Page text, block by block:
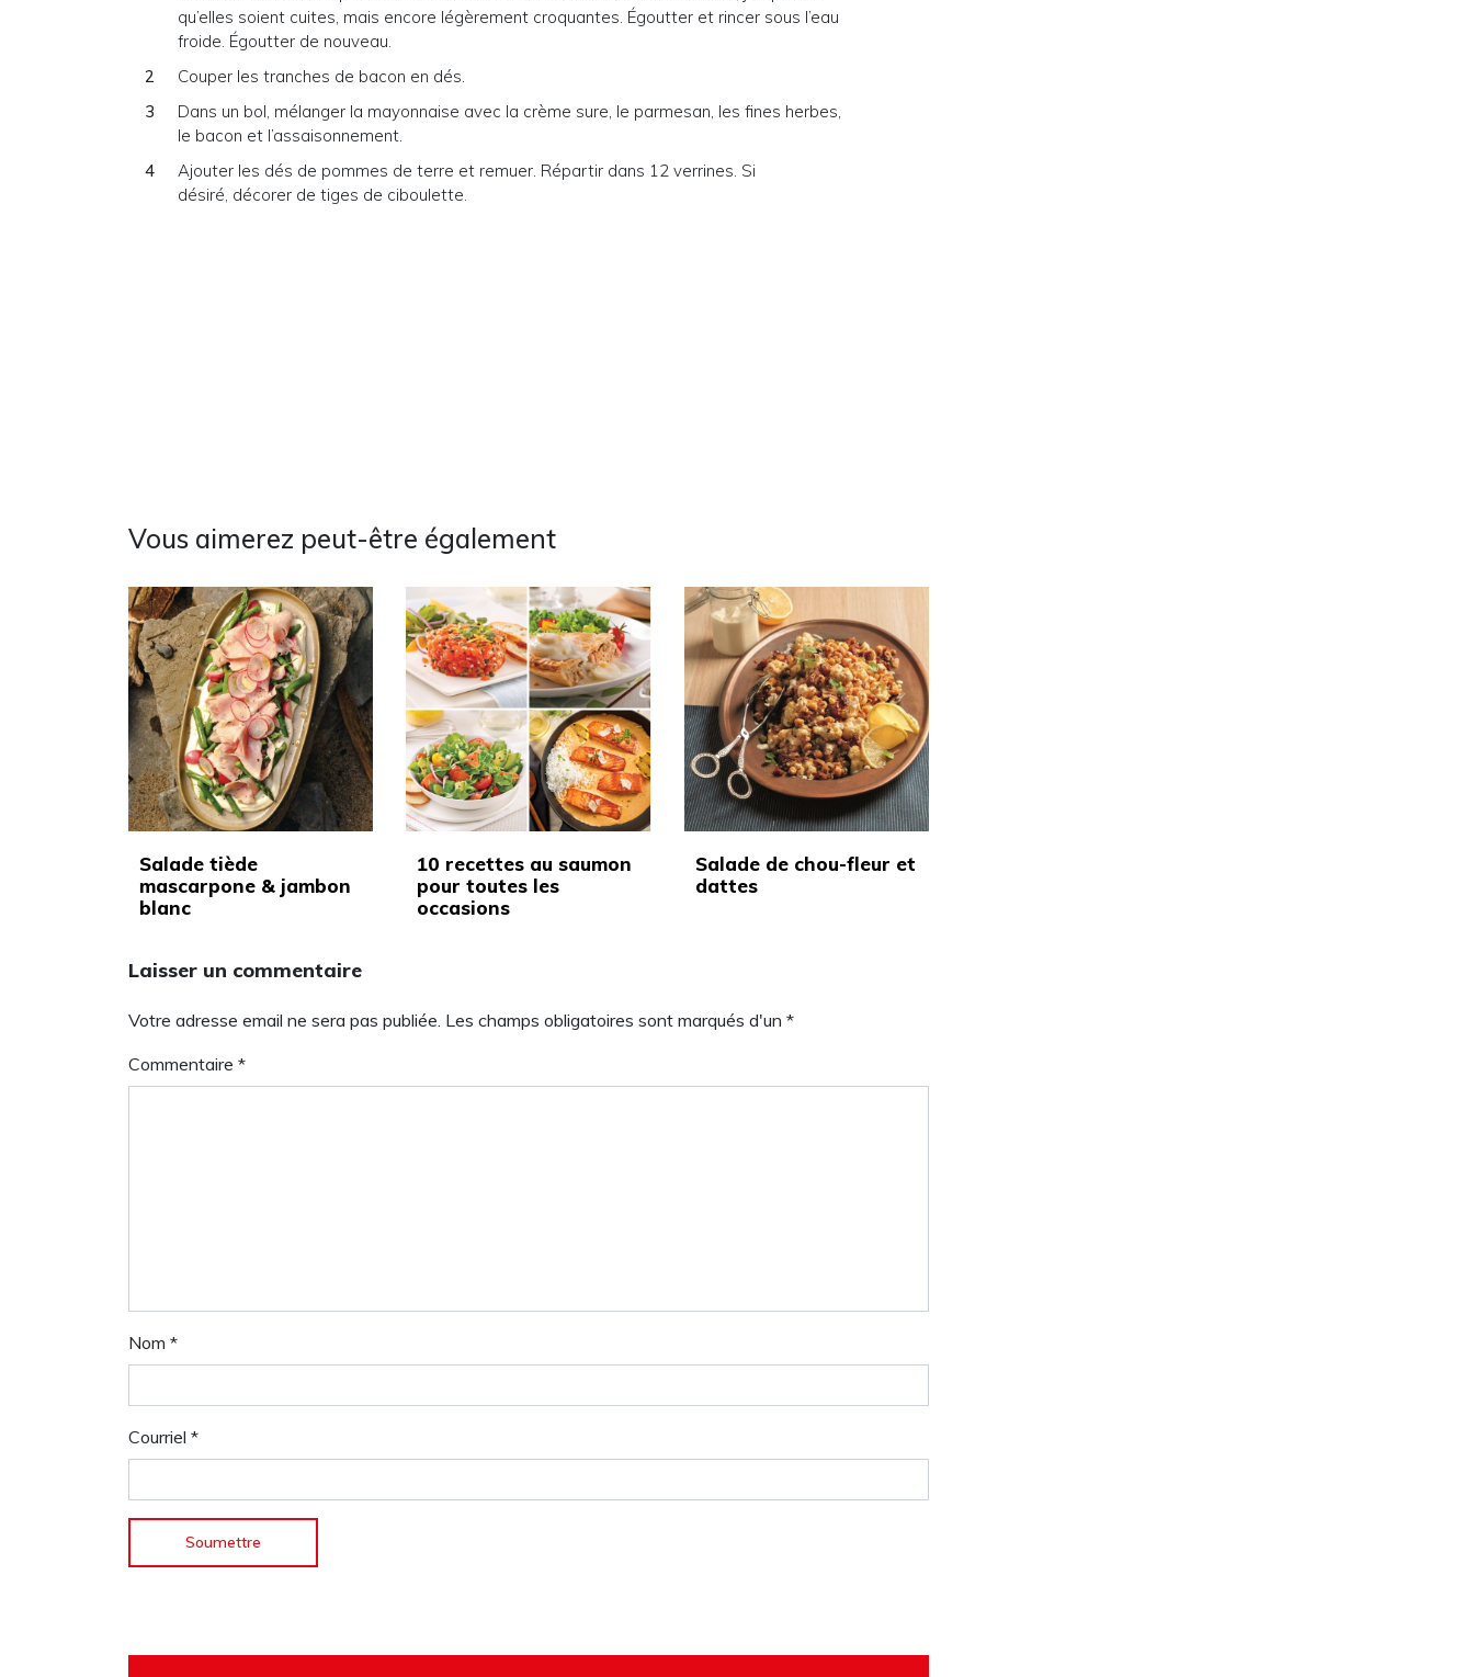
qu’elles soient cuites, mais encore légèrement croquantes. Égoutter et rincer sous l’eau
froide. Égoutter de nouveau.
Couper les tranches de bacon en dés.
Dans un bol, mélanger la mayonnaise avec la crème sure, le parmesan, les fines herbes,
le bacon et l’assaisonnement.
Ajouter les dés de pommes de terre et remuer. Répartir dans 12 verrines. Si
désiré, décorer de tiges de ciboulette.
Vous aimerez peut-être également
Salade tiède
mascarpone & jambon
blanc
10 recettes au saumon
pour toutes les
occasions
Salade de chou-fleur et
dattes
Laisser un commentaire
Votre adresse email ne sera pas publiée. Les champs obligatoires sont marqués d'un *
Commentaire *
Nom *
Courriel *